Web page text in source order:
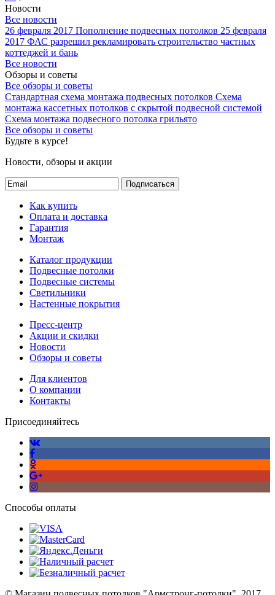
Новости
Все новости
26 февраля 2017 Пополнение подвесных потолков 25 февраля
2017 ФАС разрешил рекламировать строительство частных
коттеджей и бань
Все новости
Обзоры и советы
Все обзоры и советы
Стандартная схема монтажа подвесных потолков Схема
монтажа кассетных потолков с скрытой подвесной системой
Схема монтажа подвесного потолка грильято
Все обзоры и советы
Будьте в курсе!
Новости, обзоры и акции
Подписаться
Как купить
Оплата и доставка
Гарантия
Монтаж
Каталог продукции
Подвесные потолки
Подвесные системы
Светильники
Настенные покрытия
Пресс-центр
Акции и скидки
Новости
Обзоры и советы
Для клиентов
О компании
Контакты
Присоединяйтесь
Способы оплаты